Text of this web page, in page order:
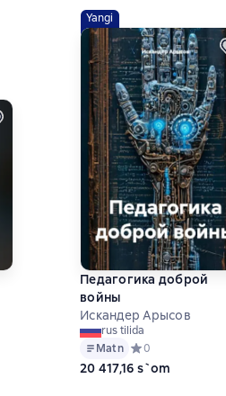
основе 0 оценок
Yangi
Педагогика доброй
войны
Искандер Арысов
rus tilida
Matn Средний
0
20 417,16 s`om